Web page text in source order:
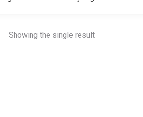
Showing the single result